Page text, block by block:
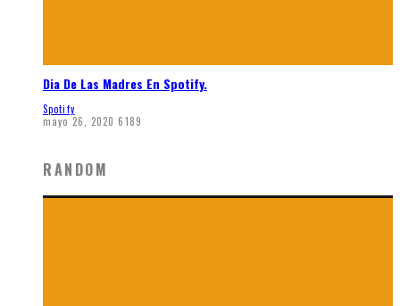
Dia De Las Madres En Spotify.
Spotify
mayo 26, 2020 6189
RANDOM